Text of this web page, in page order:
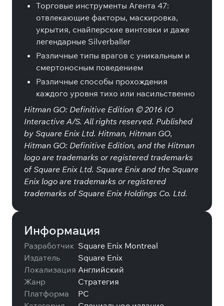
Торговые инструменты Агента 47:
отвлекающие факторы, маскировка,
укрытия, снайперские винтовки и даже
легендарные Silverballer
Различные типы врагов с уникальным и
смертоносным поведением
Различные способы прохождения
каждого уровня тихо или насильственно
Hitman GO: Definitive Edition © 2016 IO
Interactive A/S. All rights reserved. Published
by Square Enix Ltd. Hitman, Hitman GO,
Hitman GO: Definitive Edition, and the Hitman
logo are trademarks or registered trademarks
of Square Enix Ltd. Square Enix and the Square
Enix logo are trademarks or registered
trademarks of Square Enix Holdings Co. Ltd.
Информация
Разработчик Square Enix Montreal
Издатель
Square Enix
Локализация Английский
Жанр
Стратегия
Платформа
PC